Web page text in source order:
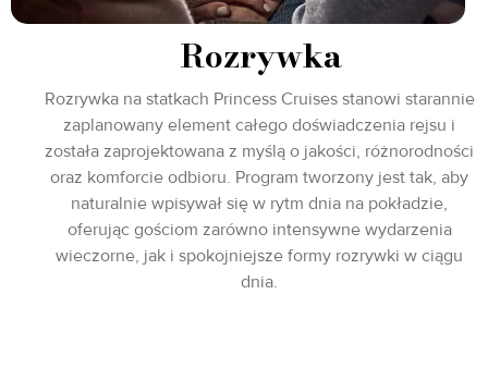
Rozrywka
Rozrywka na statkach Princess Cruises stanowi starannie
zaplanowany element całego doświadczenia rejsu i
została zaprojektowana z myślą o jakości, różnorodności
oraz komforcie odbioru. Program tworzony jest tak, aby
naturalnie wpisywał się w rytm dnia na pokładzie,
oferując gościom zarówno intensywne wydarzenia
wieczorne, jak i spokojniejsze formy rozrywki w ciągu
dnia.